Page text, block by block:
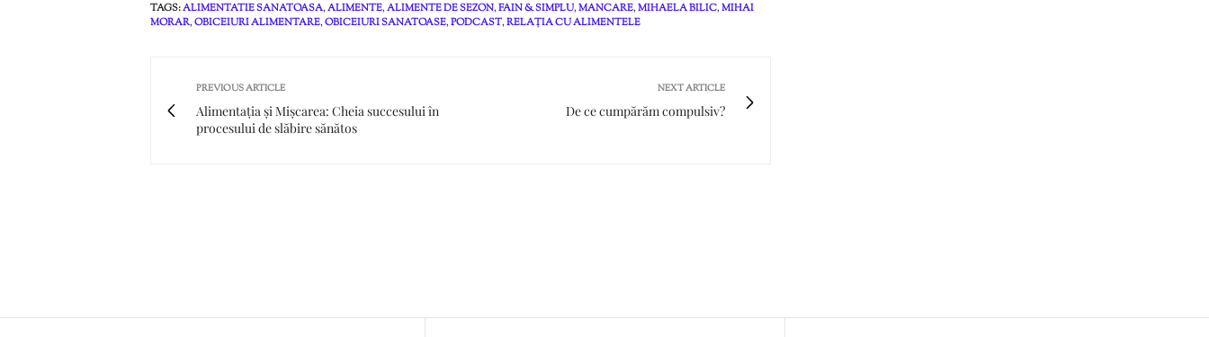
TAGS:ALIMENTATIE SANATOASA,ALIMENTE,ALIMENTE DE SEZON,FAIN & SIMPLU,MANCARE,MIHAELA BILIC,MIHAI
MORAR,OBICEIURI ALIMENTARE,OBICEIURI SANATOASE,PODCAST,RELAȚIA CU ALIMENTELE
PREVIOUS ARTICLE
Alimentația și Mișcarea: Cheia succesului în
procesului de slăbire sănătos
NEXT ARTICLE
De ce cumpărăm compulsiv?